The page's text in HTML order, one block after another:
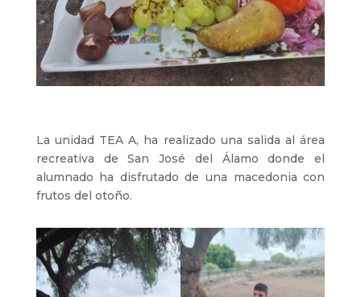
La unidad TEA A, ha realizado una salida al área
recreativa de San José del Álamo donde el
alumnado ha disfrutado de una macedonia con
frutos del otoño.